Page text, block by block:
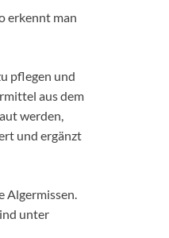
erkennt man
pflegen und
aus dem
werden,
und ergänzt
Algermissen.
unter